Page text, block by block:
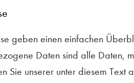
geben einen einfachen
Daten sind alle Daten,
Sie unserer unter diesem Text